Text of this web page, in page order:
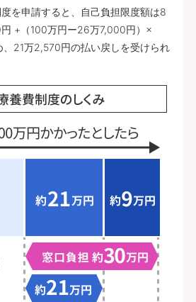
を申請すると、自己負担限度額は8
+（100万円ー26万7,000円）×
、21万2,570円の払い戻しを受けられ